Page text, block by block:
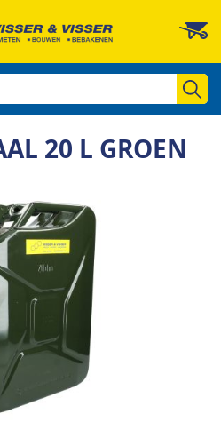
20 L GROEN